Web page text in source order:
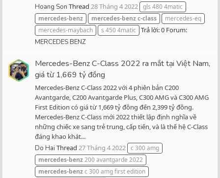
Hoang Son Thread 28 Tháng 4 2022 gls 480 4matic
mercedes-benz
mercedes-benzc-class
mercedes-eq
mercedes-maybach
s 450 4matic Trả lời: 0 Forum:
MERCEDES BENZ
Mercedes-Benz C-Class 2022 ra mắt tại Việt Nam,
giá từ 1,669 tỷ đồng
Mercedes-Benz C-Class 2022 với 4 phiên bản C200
Avantgarde, C200 Avantgarde Plus, C300 AMG và C300 AMG
First Edition có giá từ 1,669 tỷ đồng đến 2,399 tỷ đồng.
Mercedes-Benz C-Class mới 2022 thiết lập định nghĩa về
những chiếc xe sang trẻ trung, cấp tiến, và là thế hệ C-Class
đáng khao khát...
Do Hai Thread 27 Tháng 4 2022 c 300 amg
mercedes-benz200 avantgarde 2022
mercedes-benzc 300 amg first edition